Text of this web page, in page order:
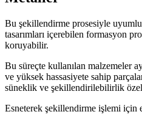
Bu şekillendirme prosesiyle
tasarımları içerebilen formasyon
koruyabilir.
Bu süreçte kullanılan malzemeler
ve yüksek hassasiyete sahip
süneklik ve şekillendirilebilirlik
Esneterek şekillendirme işlemi için